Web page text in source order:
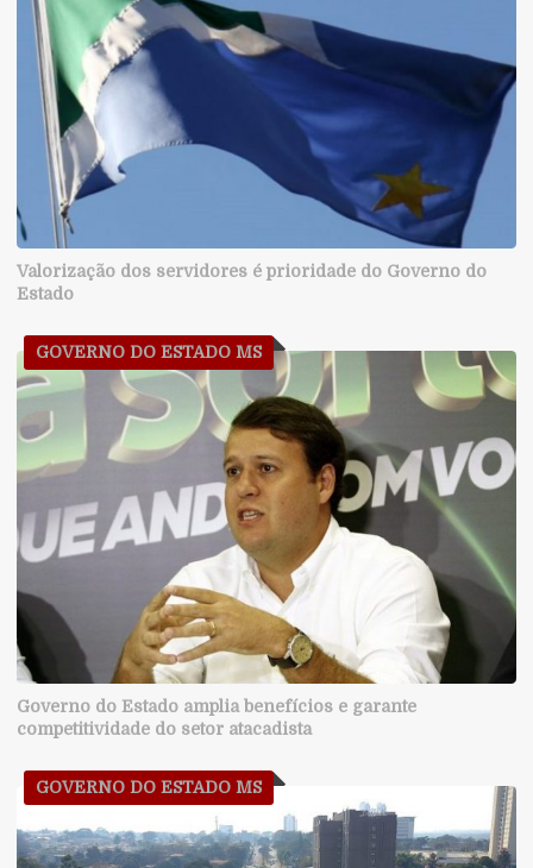
Valorização dos servidores é prioridade do Governo do
Estado
GOVERNO DO ESTADO MS
Governo do Estado amplia benefícios e garante
competitividade do setor atacadista
GOVERNO DO ESTADO MS